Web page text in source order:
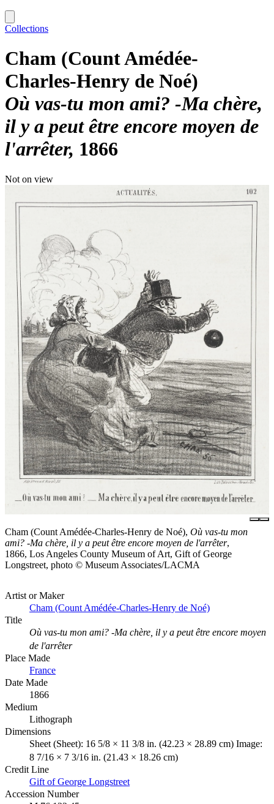
Collections
Cham (Count Amédée-
Charles-Henry de Noé)
Où vas-tu mon ami? -Ma chère,
il y a peut être encore moyen de
l'arrêter 1866
Not on view
Cham (Count Amédée-Charles-Henry de Noé), Où vas-tu mon
ami? -Ma chère, il y a peut être encore moyen de l'arrêter,
1866, Los Angeles County Museum of Art, Gift of George
Longstreet, photo © Museum Associates/LACMA
Artist or Maker
Cham (Count Amédée-Charles-Henry de Noé)
Title
Où vas-tu mon ami? -Ma chère, il y a peut être encore moyen
de l'arrêter
Place Made
France
Date Made
1866
Medium
Lithograph
Dimensions
Sheet (Sheet): 16 5/8 × 11 3/8 in. (42.23 × 28.89 cm) Image:
8 7/16 × 7 3/16 in. (21.43 × 18.26 cm)
Credit Line
Gift of George Longstreet
Accession Number